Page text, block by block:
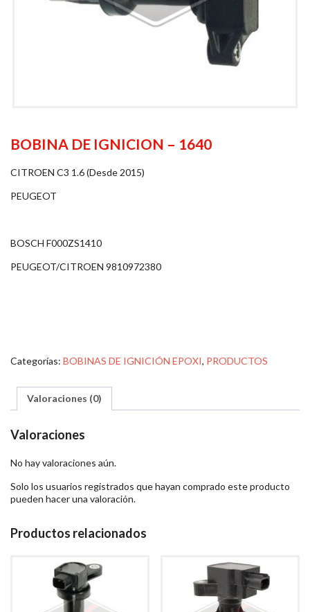
BOBINA DE IGNICION – 1640
CITROEN C3 1.6 (Desde 2015)
PEUGEOT
BOSCH F000ZS1410
PEUGEOT/CITROEN 9810972380
Categorías: BOBINAS DE IGNICIÓN EPOXI, PRODUCTOS
Valoraciones (0)
Valoraciones
No hay valoraciones aún.
Solo los usuarios registrados que hayan comprado este producto
pueden hacer una valoración.
Productos relacionados